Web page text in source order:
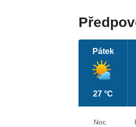
Pátek
27 °C
Noc